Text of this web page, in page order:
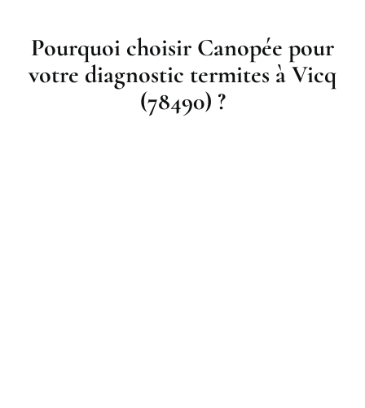
Pourquoi choisir Canopée pour
votre diagnostic termites à Vicq
(78490) ?